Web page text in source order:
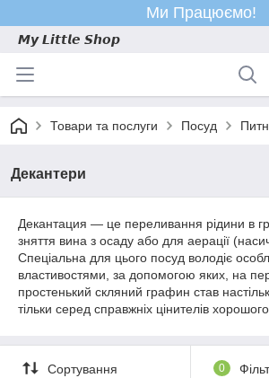
Ми Працюємо!
𝙈𝙮 𝙇𝙞𝙩𝙩𝙡𝙚 𝙎𝙝𝙤𝙥
Товари та послуги Посуд
Декантери
Декантация — це переливання рідини в
зняття вина з осаду або для аерації
Спеціальна для цього посуд володіє
властивостями, за допомогою яких, на
простенький скляний графин став
тільки серед справжніх цінителів
Сортування 0